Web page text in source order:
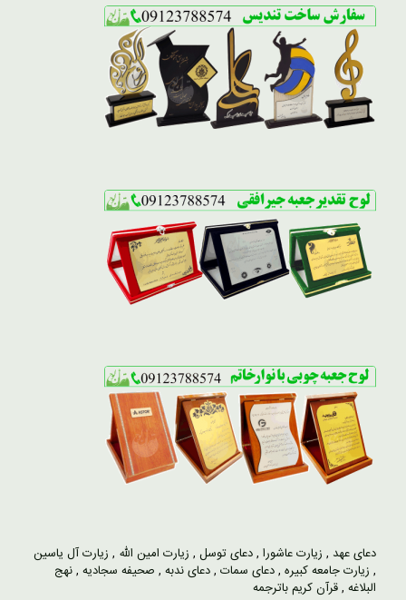
دعای عهد , زیارت عاشورا ,دعای توسل , زیارت امین الله , زیارت آل یاسین
, زیارت جامعه کبیره ,دعای سمات ,دعای ندبه , صحیفه سجادیه ,نهج
البلاغه ,قرآن کریم باترجمه